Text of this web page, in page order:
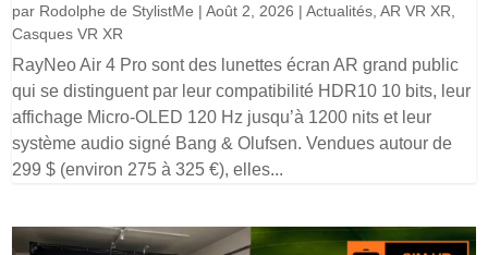
par Rodolphe de StylistMe |Août 2, 2026 |Actualités,AR VR XR,
Casques VR XR
RayNeo Air 4 Pro sont des lunettes écran AR grand public
qui se distinguent par leur compatibilité HDR10 10 bits, leur
affichage Micro-OLED 120 Hz jusqu’à 1200 nits et leur
système audio signé Bang & Olufsen. Vendues autour de
299 $ (environ 275 à 325 €), elles...